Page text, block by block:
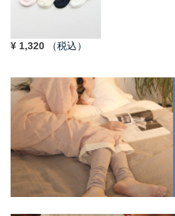
¥ 1,320 （税込）